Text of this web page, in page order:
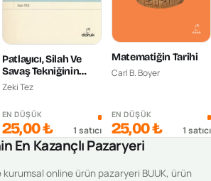
Patlayıcı, Silah Ve
Savaş Tekniğinin
Kültürel Tarihi
Zeki Tez
EN DÜŞÜK
25,00 ₺ 1 satıcı
Matematiğin Tarihi
Carl B. Boyer
EN DÜŞÜK
25,00 ₺ 1 satıcı
En Kazançlı Pazaryeri
online ürün pazaryeri BUUK, ürün